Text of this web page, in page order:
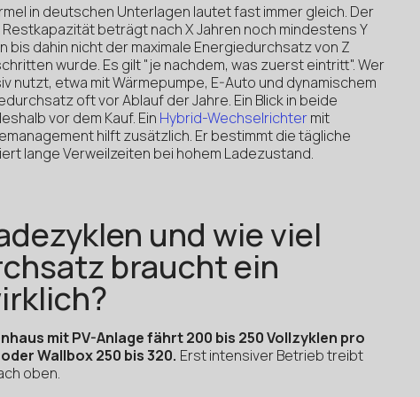
in deutschen Unterlagen lautet fast immer gleich. Der
beträgt nach X Jahren noch mindestens Y
bis dahin nicht der maximale Energiedurchsatz von Z
wurde. Es gilt "je nachdem, was zuerst eintritt". Wer
nutzt, etwa mit Wärmepumpe, E-Auto und dynamischem
oft vor Ablauf der Jahre. Ein Blick in beide
vor dem Kauf. Ein Hybrid-Wechselrichtermit
hilft zusätzlich. Er bestimmt die tägliche
lange Verweilzeiten bei hohem Ladezustand.
und wie viel
braucht ein
mit PV-Anlage fährt 200 bis 250 Vollzyklen pro
Wallbox 250 bis 320. Erst intensiver Betrieb treibt
oben.